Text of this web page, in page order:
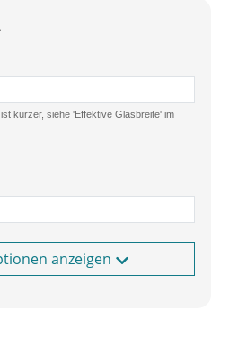
kürzer, siehe 'Effektive Glasbreite' im
anzeigen